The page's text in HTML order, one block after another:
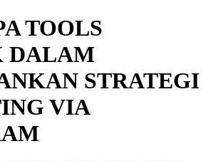
TOOLS
DALAM
STRATEGI
VIA